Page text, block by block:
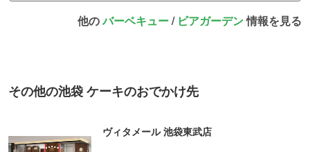
他のバーベキュー/ ビアガーデン情報を見る
その他の池袋 ケーキのおでかけ先
ヴィタメール 池袋東武店